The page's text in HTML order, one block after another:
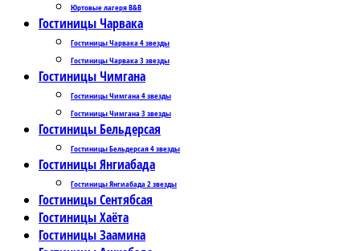
Юртовые лагеря B&B
Гостиницы Чарвака
Гостиницы Чарвака 4 звезды
Гостиницы Чарвака 3 звезды
Гостиницы Чимгана
Гостиницы Чимгана 4 звезды
Гостиницы Чимгана 3 звезды
Гостиницы Бельдерсая
Гостиницы Бельдерсая 4 звезды
Гостиницы Янгиабада
Гостиницы Янгиабада 2 звезды
Гостиницы Сентябсая
Гостиницы Хаёта
Гостиницы Заамина